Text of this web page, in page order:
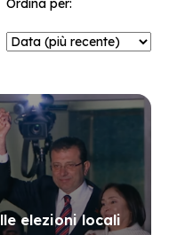
Ordina per:
elezioni locali